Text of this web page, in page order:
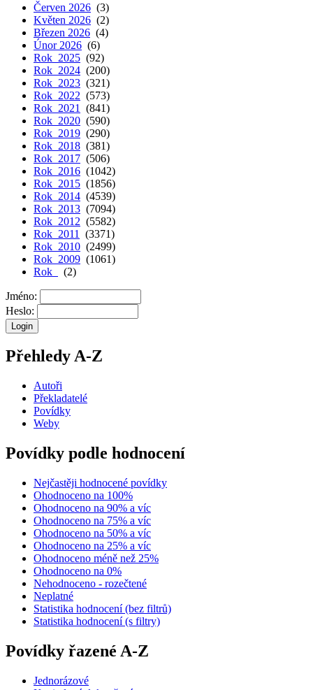
Červen 2026 (3)
Květen 2026 (2)
Březen 2026 (4)
Únor 2026 (6)
Rok 2025 (92)
Rok 2024 (200)
Rok 2023 (321)
Rok 2022 (573)
Rok 2021
(841)
Rok 2020 (590)
Rok 2019 (290)
Rok 2018 (381)
Rok 2017 (506)
Rok 2016 (1042)
Rok 2015 (1856)
Rok 2014 (4539)
Rok 2013 (7094)
Rok 2012 (5582)
Rok 2011
(3371)
Rok 2010 (2499)
Rok 2009 (1061)
Rok
(2)
Jméno:
Heslo:
Přehledy A-Z
Autoři
Překladatelé
Povídky
Weby
Povídky podle hodnocení
Nejčastěji hodnocené povídky
Ohodnoceno na 100%
Ohodnoceno na 90% a víc
Ohodnoceno na 75% a víc
Ohodnoceno na 50% a víc
Ohodnoceno na 25% a víc
Ohodnoceno méně než 25%
Ohodnoceno na 0%
Nehodnoceno - rozečtené
Neplatné
Statistika hodnocení (bez filtrů)
Statistika hodnocení (s filtry)
Povídky řazené A-Z
Jednorázové